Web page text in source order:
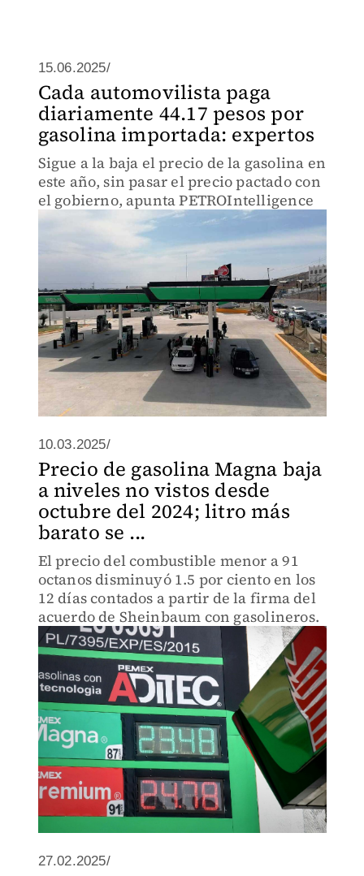
15.06.2025/
Cada automovilista paga
diariamente 44.17 pesos por
gasolina importada: expertos
Sigue a la baja el precio de la gasolina en
este año, sin pasar el precio pactado con
el gobierno, apunta PETROIntelligence
10.03.2025/
Precio de gasolina Magna baja
a niveles no vistos desde
octubre del 2024; litro más
barato se ...
El precio del combustible menor a 91
octanos disminuyó 1.5 por ciento en los
12 días contados a partir de la firma del
acuerdo de Sheinbaum con gasolineros.
27.02.2025/